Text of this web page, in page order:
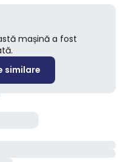
mașină a fost
similare